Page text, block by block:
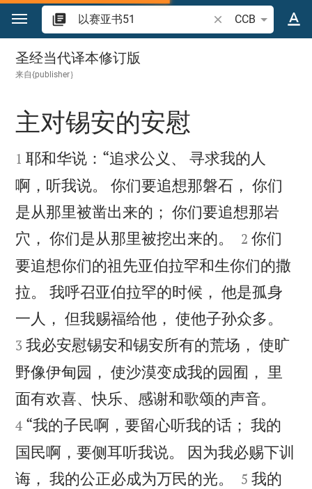
跳转到内容
搜索圣经经文或单词
CCB
以赛亚书 51
圣经当代译本修订版
来自{publisher｝

主对锡安的安慰

1 耶和华说：“追求公义、 寻求我的人
啊，听我说。 你们要追想那磐石， 你们
是从那里被凿出来的； 你们要追想那岩
穴， 你们是从那里被挖出来的。


2 你们
要追想你们的祖先亚伯拉罕和生你们的撒
拉。 我呼召亚伯拉罕的时候， 他是孤身
一人， 但我赐福给他， 使他子孙众多。
3 我必安慰锡安和锡安所有的荒场， 使旷
野像伊甸园， 使沙漠变成我的园囿， 里
面有欢喜、快乐、感谢和歌颂的声音。
4 “我的子民啊，要留心听我的话； 我的
国民啊，要侧耳听我说。 因为我必赐下训
诲， 我的公正必成为万民的光。


5 我的